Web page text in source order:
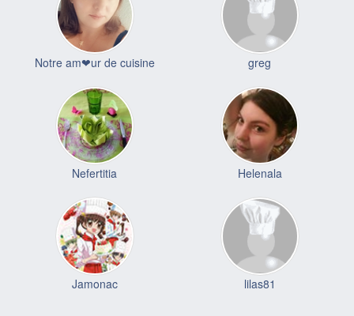
Notre am❤ur de cuisine greg
Nefertitia Helenala
Jamonac lilas81